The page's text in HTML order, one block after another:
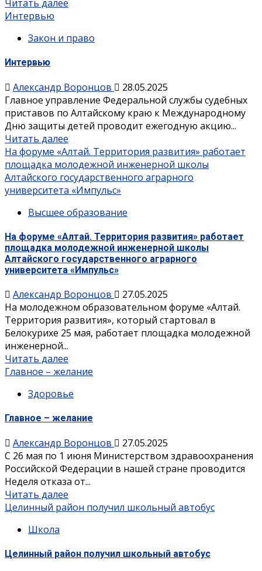
Читать далее
Интервью
Закон и право
Интервью
Александр Воронцов
28.05.2025
Главное управление Федеральной службы судебных
приставов по Алтайскому краю к Международному
Дню защиты детей проводит ежегодную акцию...
Читать далее
На форуме «Алтай. Территория развития» работает
площадка молодежной инженерной школы
Алтайского государственного аграрного
университета «Импульс»
Высшее образование
На форуме «Алтай. Территория развития» работает
площадка молодежной инженерной школы
Алтайского государственного аграрного
университета «Импульс»
Александр Воронцов
27.05.2025
На молодежном образовательном форуме «Алтай.
Территория развития», который стартовал в
Белокурихе 25 мая, работает площадка молодежной
инженерной...
Читать далее
Главное – желание
Здоровье
Главное – желание
Александр Воронцов
27.05.2025
С 26 мая по 1 июня Министерством здравоохранения
Российской Федерации в нашей стране проводится
Неделя отказа от...
Читать далее
Целинный район получил школьный автобус
Школа
Целинный район получил школьный автобус